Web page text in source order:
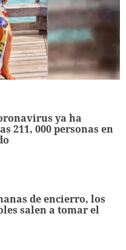
ya ha
211, 000 personas en
de encierro, los
salen a tomar el